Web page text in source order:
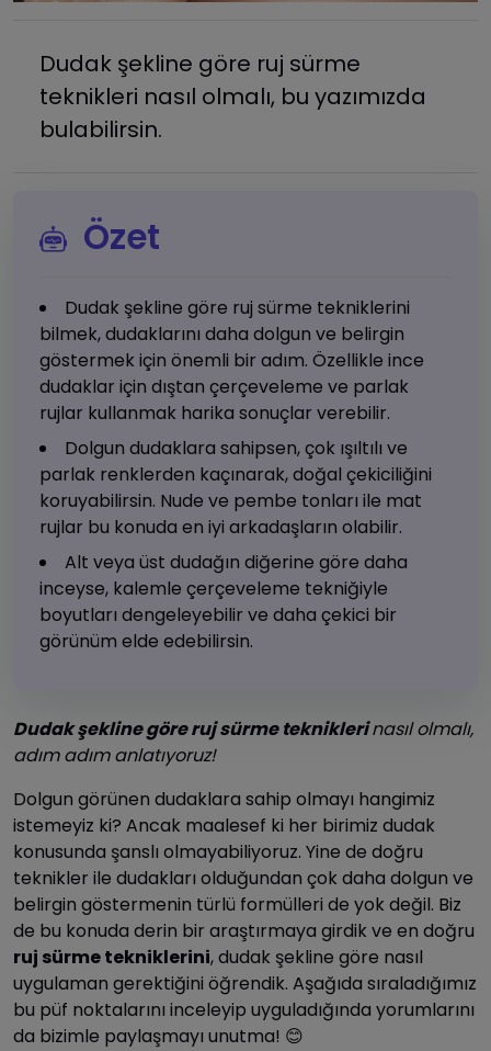
Dudak şekline göre ruj sürme
teknikleri nasıl olmalı, bu yazımızda
bulabilirsin.
Özet
Dudak şekline göre ruj sürme tekniklerini
bilmek, dudaklarını daha dolgun ve belirgin
göstermek için önemli bir adım. Özellikle ince
dudaklar için dıştan çerçeveleme ve parlak
rujlar kullanmak harika sonuçlar verebilir.
Dolgun dudaklara sahipsen, çok ışıltılı ve
parlak renklerden kaçınarak, doğal çekiciliğini
koruyabilirsin. Nude ve pembe tonları ile mat
rujlar bu konuda en iyi arkadaşların olabilir.
Alt veya üst dudağın diğerine göre daha
inceyse, kalemle çerçeveleme tekniğiyle
boyutları dengeleyebilir ve daha çekici bir
görünüm elde edebilirsin.
Dudak şekline göre ruj sürme tekniklerinasıl olmalı,
adım adım anlatıyoruz!
Dolgun görünen dudaklara sahip olmayı hangimiz
istemeyiz ki? Ancak maalesef ki her birimiz dudak
konusunda şanslı olmayabiliyoruz. Yine de doğru
teknikler ile dudakları olduğundan çok daha dolgun ve
belirgin göstermenin türlü formülleri de yok değil. Biz
de bu konuda derin bir araştırmaya girdik ve en doğru
ruj sürme tekniklerini, dudak şekline göre nasıl
uygulaman gerektiğini öğrendik. Aşağıda sıraladığımız
bu püf noktalarını inceleyip uyguladığında yorumlarını
da bizimle paylaşmayı unutma! 😊